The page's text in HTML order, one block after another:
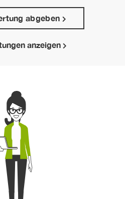
abgeben
anzeigen